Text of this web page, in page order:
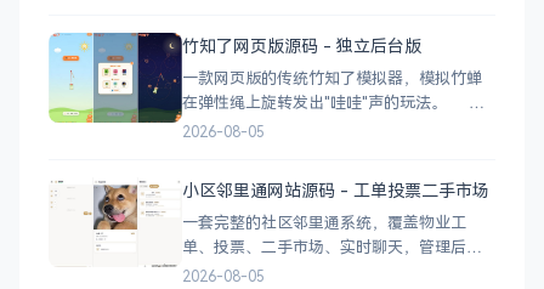
示：移动端 2 列 → 平板 3 列 → 桌面 4~5
竹知了网页版源码 - 独立后台版
一款网页版的传统竹知了模拟器，模拟竹蝉
在弹性绳上旋转发出"哇哇"声的玩法。 核
心功能 网页版运行，无需下载 独立后台管
2026-08-05
小区邻里通网站源码 - 工单投票二手市场
一套完整的社区邻里通系统，覆盖物业工
单、投票、二手市场、实时聊天，管理后台
一应俱全。 前台功能 九宫格快捷菜单 +
2026-08-05